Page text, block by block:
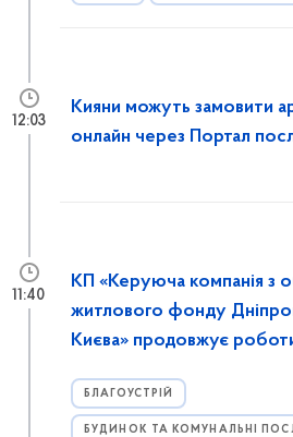
Кияни можуть замовити
онлайн через Портал
12:03
КП «Керуюча компанія з
житлового фонду
Києва» продовжує
БЛАГОУСТРІЙ
БУДИНОК ТА КОМУНАЛЬНІ
11:40